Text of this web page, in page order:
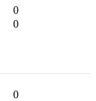
0
0
0